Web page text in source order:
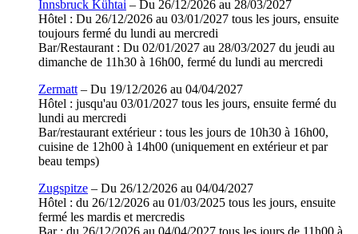
Innsbruck Kühtai – Du 26/12/2026 au 28/03/2027
Hôtel : Du 26/12/2026 au 03/01/2027 tous les jours, ensuite
toujours fermé du lundi au mercredi
Bar/Restaurant : Du 02/01/2027 au 28/03/2027 du jeudi au
dimanche de 11h30 à 16h00, fermé du lundi au mercredi
Zermatt – Du 19/12/2026 au 04/04/2027
Hôtel : jusqu'au 03/01/2027 tous les jours, ensuite fermé du
lundi au mercredi
Bar/restaurant extérieur : tous les jours de 10h30 à 16h00,
cuisine de 12h00 à 14h00 (uniquement en extérieur et par
beau temps)
Zugspitze – Du 26/12/2026 au 04/04/2027
Hôtel : du 26/12/2026 au 01/03/2025 tous les jours, ensuite
fermé les mardis et mercredis
Bar : du 26/12/2026 au 04/04/2027 tous les jours de 11h00 à